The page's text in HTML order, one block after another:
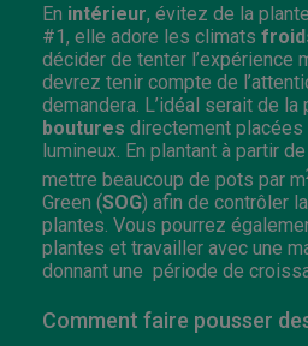
En intérieur, évitez de la
#1, elle adore les climats
décider de tenter l’expérience
devrez tenir compte de
demandera. L’idéal serait de la
boutures directement
lumineux. En plantant à partir
mettre beaucoup de pots par m
Green (SOG) afin de contrôler
plantes. Vous pourrez
plantes et travailler avec une
donnant une période de
Comment faire pousser